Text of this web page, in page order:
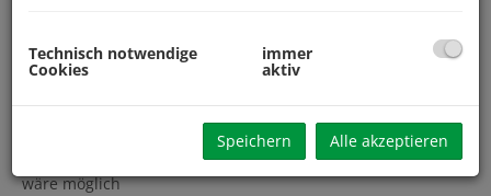
* Ein-Zweifamilienwohnhaus in toller Aussichtslage in Ybbs
* Widmung: Bauland-Wohngebiet
* 2 getrennte Wohneinheiten vorhanden, Zusammenlegung
wäre möglich
Technisch notwendige
Cookies
immer
aktiv
Speichern Alle akzeptieren